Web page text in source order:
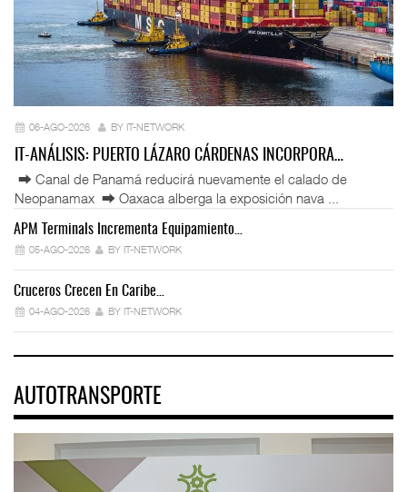
06-AGO-2026 BY IT-NETWORK
IT-ANÁLISIS: PUERTO LÁZARO CÁRDENAS INCORPORA…
⮕ Canal de Panamá reducirá nuevamente el calado de
Neopanamax ⮕ Oaxaca alberga la exposición nava ...
APM Terminals Incrementa Equipamiento…
05-AGO-2026 BY IT-NETWORK
Cruceros Crecen En Caribe…
04-AGO-2026 BY IT-NETWORK
AUTOTRANSPORTE